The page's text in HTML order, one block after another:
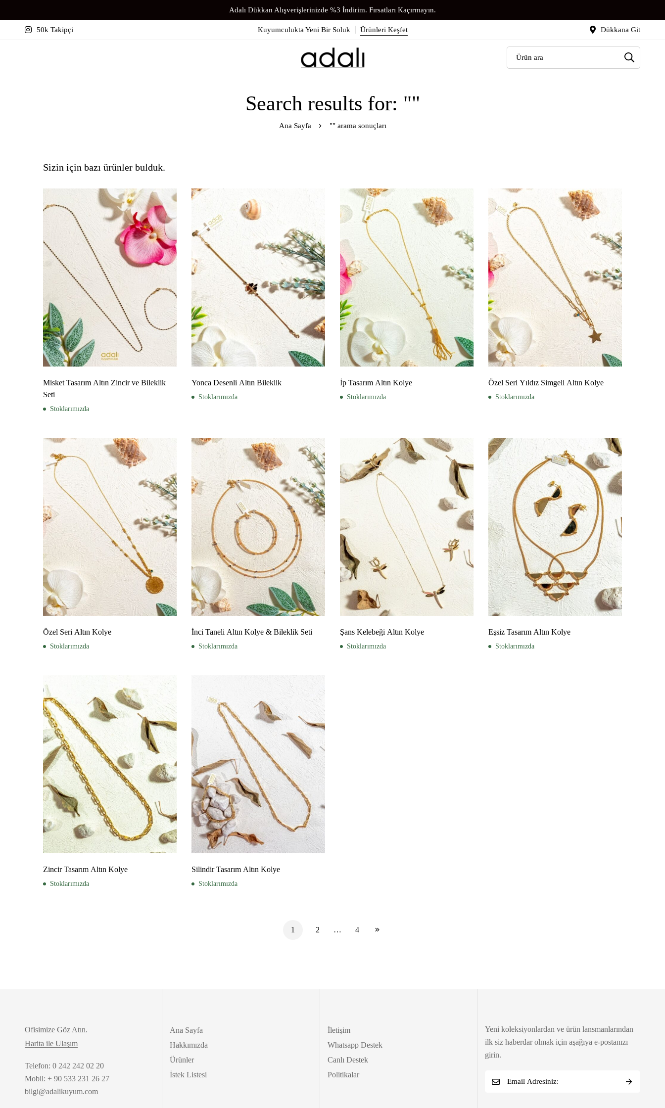
Adalı Dükkan Alışverişlerinizde %3 İndirim. Fırsatları Kaçırmayın.
50k Takipçi Kuyumculukta Yeni Bir Soluk Ürünleri Keşfet Dükkana Git
Search results for: ""
Ana Sayfa "" arama sonuçları
Sizin için bazı ürünler bulduk.
Misket Tasarım Altın Zincir ve Bileklik
Seti
Stoklarımızda
Yonca Desenli Altın Bileklik
Stoklarımızda
İp Tasarım Altın Kolye
Stoklarımızda
Özel Seri Yıldız Simgeli Altın Kolye
Stoklarımızda
Özel Seri Altın Kolye
Stoklarımızda
İnci Taneli Altın Kolye & Bileklik Seti
Stoklarımızda
Şans Kelebeği Altın Kolye
Stoklarımızda
Eşsiz Tasarım Altın Kolye
Stoklarımızda
Zincir Tasarım Altın Kolye
Stoklarımızda
Silindir Tasarım Altın Kolye
Stoklarımızda
1 2 … 4
Ofisimize Göz Atın.
Harita ile Ulaşım
Telefon: 0 242 242 02 20
Mobil: + 90 533 231 26 27
bilgi@adalikuyum.com
Ana Sayfa
Hakkımızda
Ürünler
İstek Listesi
İletişim
Whatsapp Destek
Canlı Destek
Politikalar
Yeni koleksiyonlardan ve ürün lansmanlarından
ilk siz haberdar olmak için aşağıya e-postanızı
girin.